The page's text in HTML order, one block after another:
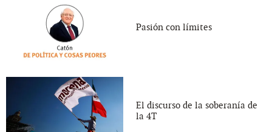
Pasión con límites
El discurso de la soberanía de
la 4T